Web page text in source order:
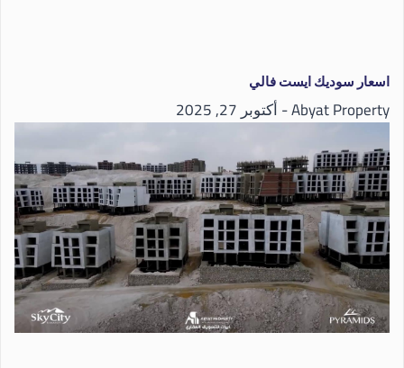
اسعار سوديك ايست فالي
Abyat Property أكتوبر 27, 2025